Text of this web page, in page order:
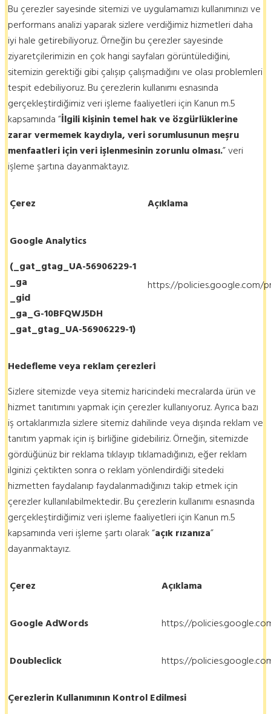
Bu çerezler sayesinde sitemizi ve uygulamamızı kullanımınızı ve
performans analizi yaparak sizlere verdiğimiz hizmetleri daha
iyi hale getirebiliyoruz. Örneğin bu çerezler sayesinde
ziyaretçilerimizin en çok hangi sayfaları görüntülediğini,
sitemizin gerektiği gibi çalışıp çalışmadığını ve olası problemleri
tespit edebiliyoruz. Bu çerezlerin kullanımı esnasında
gerçekleştirdiğimiz veri işleme faaliyetleri için Kanun m.5
kapsamında “İlgili kişinin temel hak ve özgürlüklerine
zarar vermemek kaydıyla, veri sorumlusunun meşru
menfaatleri için veri işlenmesinin zorunlu olması.” veri
işleme şartına dayanmaktayız.
Çerez Açıklama
Google Analytics
(_gat_gtag_UA-56906229-1
_ga
_gid
_ga_G-10BFQWJ5DH
_gat_gtag_UA-56906229-1)
https://policies.google.com/
Hedefleme veya reklam çerezleri
Sizlere sitemizde veya sitemiz haricindeki mecralarda ürün ve
hizmet tanıtımını yapmak için çerezler kullanıyoruz. Ayrıca bazı
iş ortaklarımızla sizlere sitemiz dahilinde veya dışında reklam ve
tanıtım yapmak için iş birliğine gidebiliriz. Örneğin, sitemizde
gördüğünüz bir reklama tıklayıp tıklamadığınızı, eğer reklam
ilginizi çektikten sonra o reklam yönlendirdiği sitedeki
hizmetten faydalanıp faydalanmadığınızı takip etmek için
çerezler kullanılabilmektedir. Bu çerezlerin kullanımı esnasında
gerçekleştirdiğimiz veri işleme faaliyetleri için Kanun m.5
kapsamında veri işleme şartı olarak “açık rızanıza”
dayanmaktayız.
Çerez Açıklama
Google AdWords https://
Doubleclick https://
Çerezlerin Kullanımının Kontrol Edilmesi